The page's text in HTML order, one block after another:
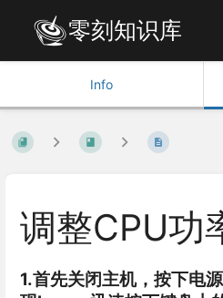
零刻知识库
Info
调整CPU功
1.首先关闭主机，按下电